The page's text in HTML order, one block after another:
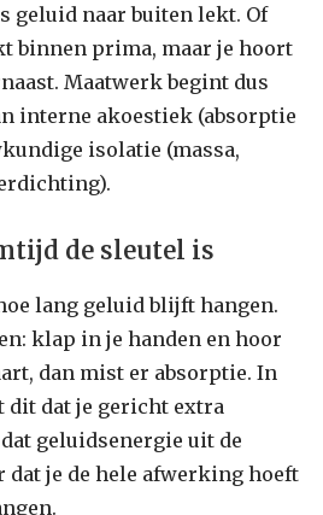
geluid naar buiten lekt. Of
binnen prima, maar je hoort
Maatwerk begint dus
interne akoestiek (absorptie
isolatie (massa,
de sleutel is
lang geluid blijft hangen.
klap in je handen en hoor
dan mist er absorptie. In
dit dat je gericht extra
geluidsenergie uit de
dat je de hele afwerking hoeft